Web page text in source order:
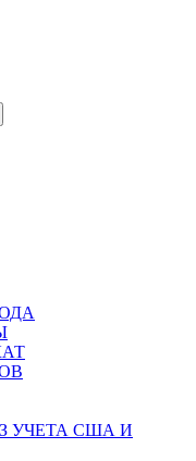
УЧЕТА США И